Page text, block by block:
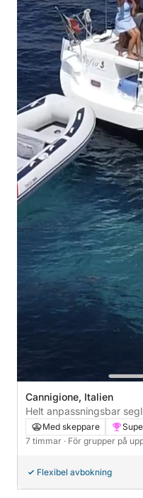
Cannigione, Italien
Helt anpassningsbar
skärgård för små
Med skeppare
7 timmar · För grupper på
Flexibel avbokning